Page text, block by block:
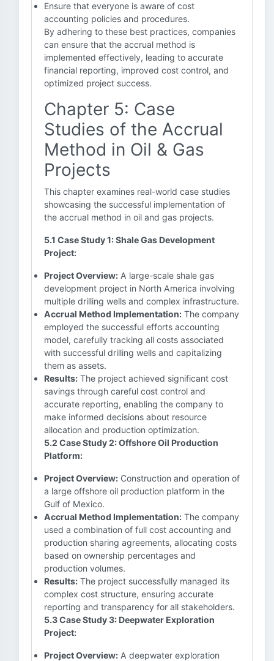
Ensure that everyone is aware of cost
accounting policies and procedures.
By adhering to these best practices, companies
can ensure that the accrual method is
implemented effectively, leading to accurate
financial reporting, improved cost control, and
optimized project success.
Chapter 5: Case
Studies of the Accrual
Method in Oil & Gas
Projects
This chapter examines real-world case studies
showcasing the successful implementation of
the accrual method in oil and gas projects.
5.1 Case Study 1: Shale Gas Development
Project:
Project Overview: A large-scale shale gas
development project in North America involving
multiple drilling wells and complex infrastructure.
Accrual Method Implementation: The company
employed the successful efforts accounting
model, carefully tracking all costs associated
with successful drilling wells and capitalizing
them as assets.
Results: The project achieved significant cost
savings through careful cost control and
accurate reporting, enabling the company to
make informed decisions about resource
allocation and production optimization.
5.2 Case Study 2: Offshore Oil Production
Platform:
Project Overview: Construction and operation of
a large offshore oil production platform in the
Gulf of Mexico.
Accrual Method Implementation: The company
used a combination of full cost accounting and
production sharing agreements, allocating costs
based on ownership percentages and
production volumes.
Results: The project successfully managed its
complex cost structure, ensuring accurate
reporting and transparency for all stakeholders.
5.3 Case Study 3: Deepwater Exploration
Project:
Project Overview: A deepwater exploration